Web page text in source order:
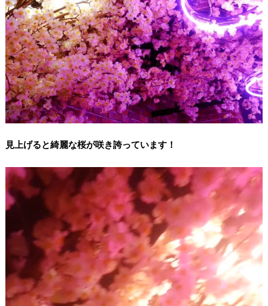
見上げると綺麗な桜が咲き誇っています！
動
画
プ
レ
ヤ
ー